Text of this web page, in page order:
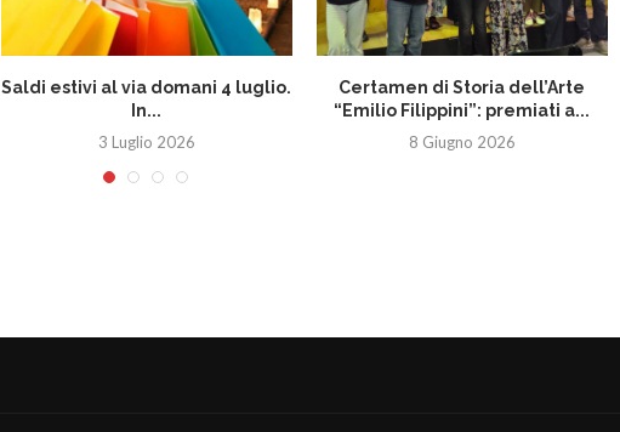
Saldi estivi al via domani 4 luglio.
In...
3 Luglio 2026
Certamen di Storia dell’Arte
“Emilio Filippini”: premiati a...
8 Giugno 2026